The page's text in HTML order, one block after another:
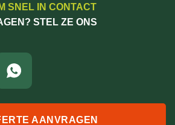
SNEL IN CONTACT
STEL ZE ONS
AANVRAGEN